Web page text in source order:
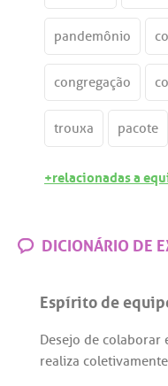
pandemônio
congregação
trouxa pacote
+relacionadas a
DICIONÁRIO DE
Espírito de
Desejo de colaborar
realiza coletivamente